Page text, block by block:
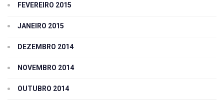
FEVEREIRO 2015
JANEIRO 2015
DEZEMBRO 2014
NOVEMBRO 2014
OUTUBRO 2014